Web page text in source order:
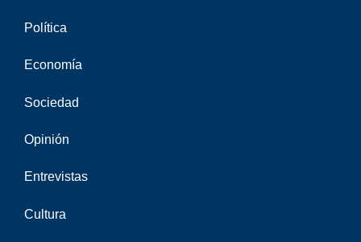
Política
Economía
Sociedad
Opinión
Entrevistas
Cultura